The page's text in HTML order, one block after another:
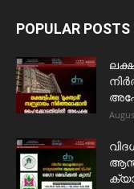
POPULAR POSTS